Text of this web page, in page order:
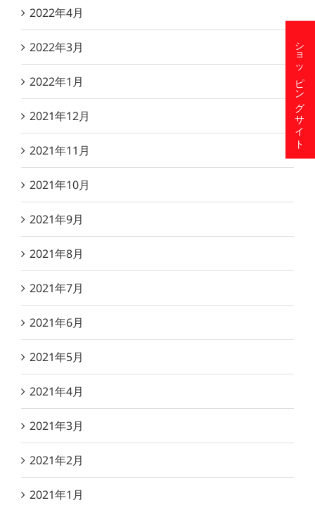
2022年4月
2022年3月
2022年1月
2021年12月
2021年11月
2021年10月
2021年9月
2021年8月
2021年7月
2021年6月
2021年5月
2021年4月
2021年3月
2021年2月
2021年1月
ショッピングサイト